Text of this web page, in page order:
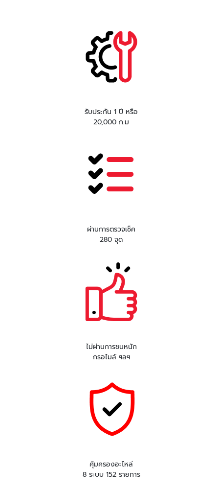
รับประกัน 1 ปี หรือ
20,000 ก.ม
ผ่านการตรวจเช็ค
280 จุด
ไม่ผ่านการชนหนัก
กรอไมล์ ฯลฯ
คุ้มครองอะไหล่
8 ระบบ 152 รายการ